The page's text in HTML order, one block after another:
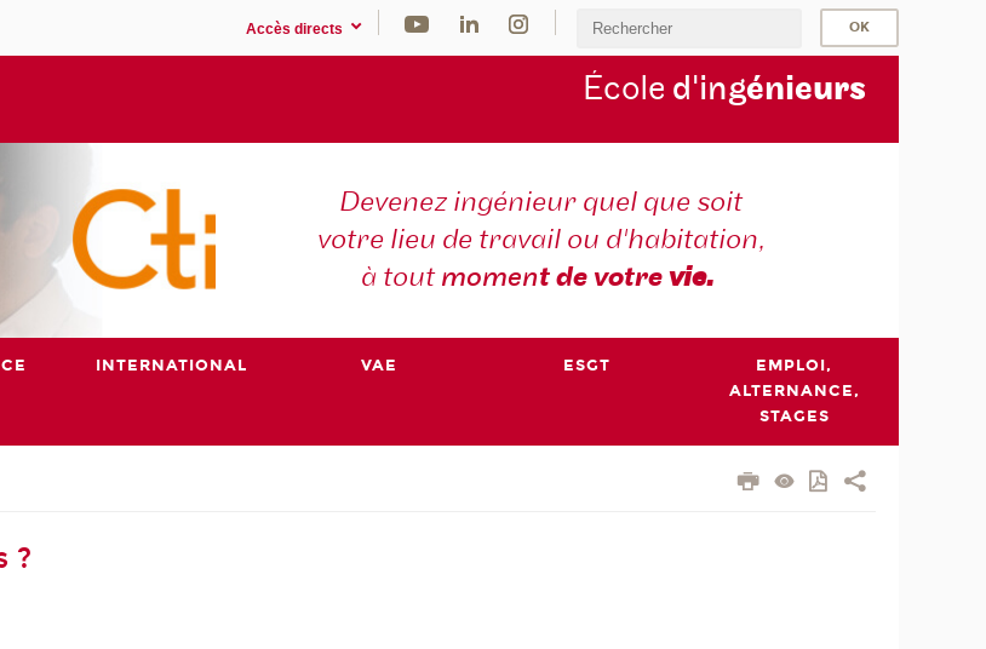
Accès directs
École d'ingénieurs
Devenez ingénieur quel que soit
votre lieu de travail ou d'habitation,
à toutmoment de votrevie.
INTERNATIONAL VAE ESGT
EMPLOI,
ALTERNANCE,
STAGES
?